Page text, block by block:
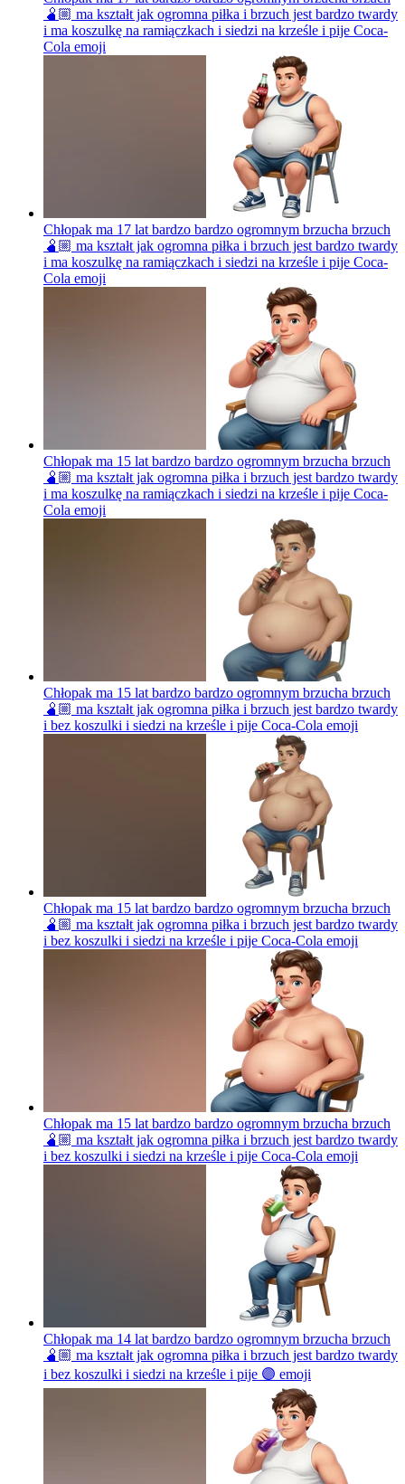
🫄🏼 ma kształt jak ogromna piłka i brzuch jest bardzo twardy
i ma koszulkę na ramiączkach i siedzi na krześle i pije Coca-
Cola emoji
Chłopak ma 17 lat bardzo bardzo ogromnym brzucha brzuch
🫄🏼 ma kształt jak ogromna piłka i brzuch jest bardzo twardy
i ma koszulkę na ramiączkach i siedzi na krześle i pije Coca-
Cola emoji
Chłopak ma 15 lat bardzo bardzo ogromnym brzucha brzuch
🫄🏼 ma kształt jak ogromna piłka i brzuch jest bardzo twardy
i ma koszulkę na ramiączkach i siedzi na krześle i pije Coca-
Cola emoji
Chłopak ma 15 lat bardzo bardzo ogromnym brzucha brzuch
🫄🏼 ma kształt jak ogromna piłka i brzuch jest bardzo twardy
i bez koszulki i siedzi na krześle i pije Coca-Cola emoji
Chłopak ma 15 lat bardzo bardzo ogromnym brzucha brzuch
🫄🏼 ma kształt jak ogromna piłka i brzuch jest bardzo twardy
i bez koszulki i siedzi na krześle i pije Coca-Cola emoji
Chłopak ma 15 lat bardzo bardzo ogromnym brzucha brzuch
🫄🏼 ma kształt jak ogromna piłka i brzuch jest bardzo twardy
i bez koszulki i siedzi na krześle i pije Coca-Cola emoji
Chłopak ma 14 lat bardzo bardzo ogromnym brzucha brzuch
🫄🏼 ma kształt jak ogromna piłka i brzuch jest bardzo twardy
i bez koszulki i siedzi na krześle i pije 🟣 emoji